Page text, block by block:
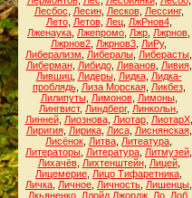
Лесбос
Лесин, Лесков, Лессинг,
Лето, Летов, Лец, ЛжРнов4,
Лженаука Лжепромо Лжр Лжрнов
Лжрнов2 Лжрнов3 ЛиРу,
Либерализм
Либералы Либерасты
Либерман, Либидо, Ливанов, Ливия,
Лившиц, Лидеры, Лидка, Лидка-
проблядь, Лиза Морская, Ликбез,
Лилипуты, Лимонов, Лимоны,
Лингвист, Линдберг, Линкольн
Линней, Лиознова, Лиотар, ЛиотарХ,
Лиригия, Лирика, Лиса, Лиснянская,
Лисёнок Литва Литеатура
Литераторы Литература Литмузей
Лихачёв, Лихтенштейн, Лицей,
Лицемерие Лицо Тифаретника
Личка Личное Личность Лишенцы
Лкьяненко, Ллойд Джордж, Ло, Лоб,